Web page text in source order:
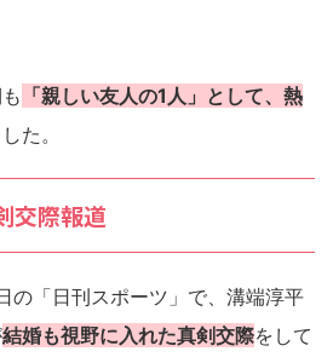
「親しい友人の1人」として、熱
た。
交際報道
の「日刊スポーツ」で、溝端淳平
結婚も視野に入れた真剣交際をして